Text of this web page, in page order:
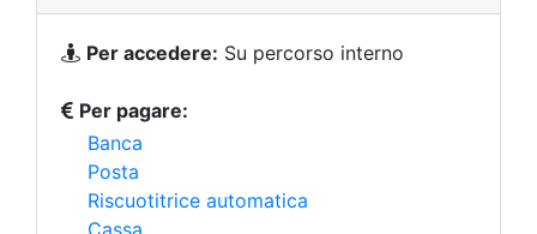
Per accedere: Su percorso interno
Per pagare:
Banca
Posta
Riscuotitrice automatica
Cassa